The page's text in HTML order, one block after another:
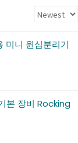
니 원심분리기
본 장비 Rocking